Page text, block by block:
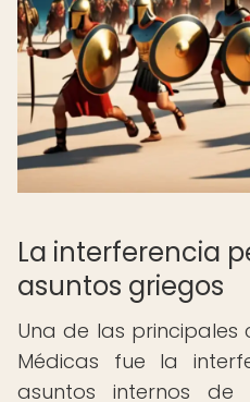
La interferencia
asuntos griegos
Una de las principales
Médicas fue la
asuntos internos de